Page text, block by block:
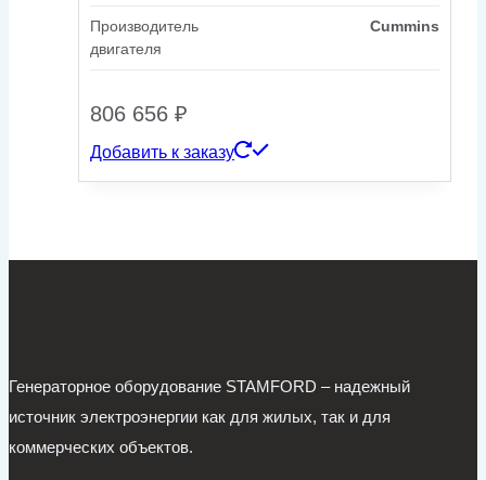
Производитель
двигателя
Cummins
806 656 ₽
Добавить к заказу
Генераторное оборудование STAMFORD – надежный
источник электроэнергии как для жилых, так и для
коммерческих объектов.